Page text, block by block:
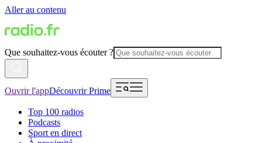
Aller au contenu
Que souhaitez-vous écouter ?
Ouvrir l'appDécouvrir Prime
Top 100 radios
Podcasts
Sport en direct